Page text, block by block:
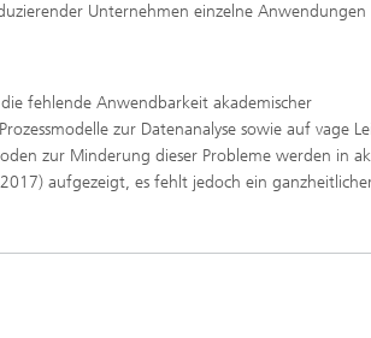
Unternehmen einzelne Anwendungen
fehlende Anwendbarkeit akademischer
zur Datenanalyse sowie auf vage
zur Minderung dieser Probleme werden in
aufgezeigt, es fehlt jedoch ein